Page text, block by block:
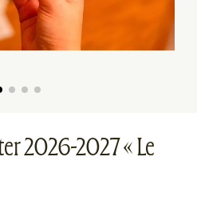
2026-2027 « Le